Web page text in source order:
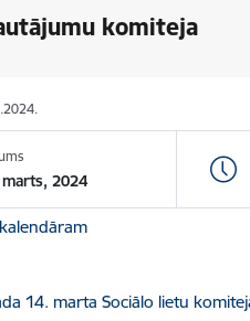
komiteja
marts, 2024
14. marta Sociālo lietu